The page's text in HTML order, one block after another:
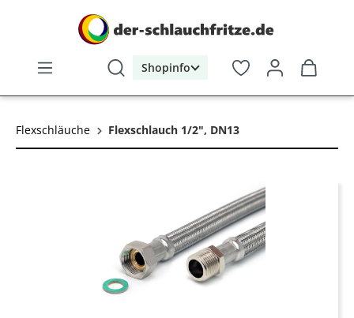
Shopinfo
Flexschläuche Flexschlauch 1/2", DN13